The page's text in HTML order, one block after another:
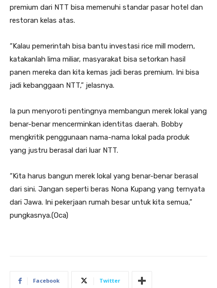
premium dari NTT bisa memenuhi standar pasar hotel dan
restoran kelas atas.
“Kalau pemerintah bisa bantu investasi rice mill modern,
katakanlah lima miliar, masyarakat bisa setorkan hasil
panen mereka dan kita kemas jadi beras premium. Ini bisa
jadi kebanggaan NTT,” jelasnya.
Ia pun menyoroti pentingnya membangun merek lokal yang
benar-benar mencerminkan identitas daerah. Bobby
mengkritik penggunaan nama-nama lokal pada produk
yang justru berasal dari luar NTT.
“Kita harus bangun merek lokal yang benar-benar berasal
dari sini. Jangan seperti beras Nona Kupang yang ternyata
dari Jawa. Ini pekerjaan rumah besar untuk kita semua,”
pungkasnya.(Oca)
Facebook Twitter